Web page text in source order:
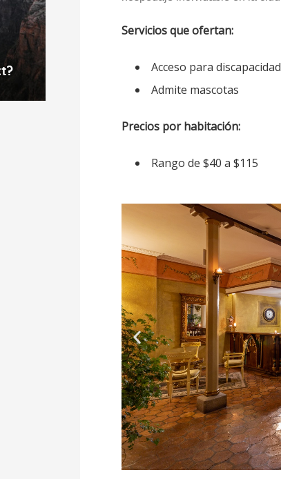
Servicios que ofertan:
Acceso para discapacidad
Admite mascotas
Precios por habitación:
Rango de $40 a $115